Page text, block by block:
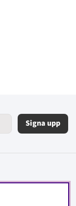
Signa upp